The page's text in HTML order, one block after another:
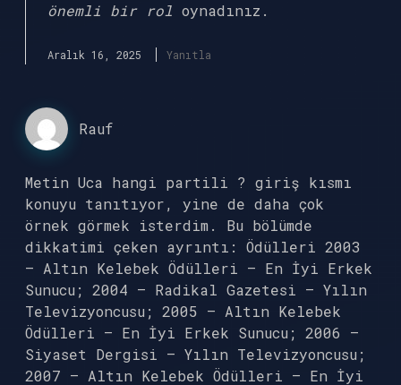
önemli bir rol oynadınız.
Aralık 16, 2025 Yanıtla
Rauf
Metin Uca hangi partili ? giriş kısmı
konuyu tanıtıyor, yine de daha çok
örnek görmek isterdim. Bu bölümde
dikkatimi çeken ayrıntı: Ödülleri 2003
– Altın Kelebek Ödülleri – En İyi Erkek
Sunucu; 2004 – Radikal Gazetesi – Yılın
Televizyoncusu; 2005 – Altın Kelebek
Ödülleri – En İyi Erkek Sunucu; 2006 –
Siyaset Dergisi – Yılın Televizyoncusu;
2007 – Altın Kelebek Ödülleri – En İyi